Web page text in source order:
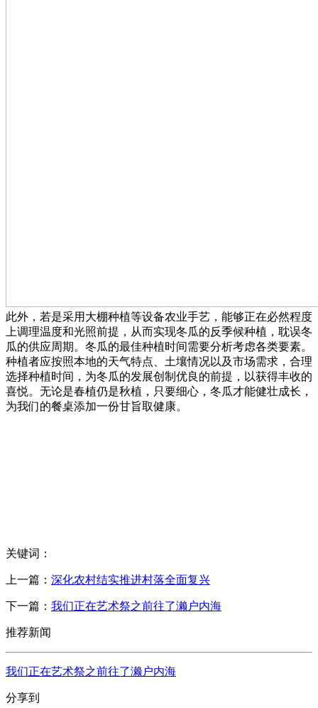
此外，若是采用大棚种植等设备农业手艺，能够正在必然程度
上调理温度和光照前提，从而实现冬瓜的反季候种植，耽误冬
瓜的供应周期。冬瓜的最佳种植时间需要分析考虑各类要素。
种植者应按照本地的天气特点、土壤情况以及市场需求，合理
选择种植时间，为冬瓜的发展创制优良的前提，以获得丰收的
喜悦。无论是春植仍是秋植，只要细心，冬瓜才能健壮成长，
为我们的餐桌添加一份甘旨取健康。
关键词：
上一篇： 深化农村结实推进村落全面复兴
下一篇： 我们正在艺术祭之前往了濑户内海
推荐新闻
我们正在艺术祭之前往了濑户内海
分享到